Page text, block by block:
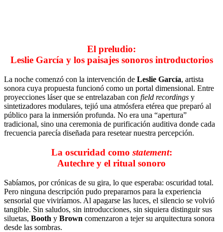
El preludio:
Leslie García y los paisajes sonoros introductorios
La noche comenzó con la intervención de Leslie García, artista
sonora cuya propuesta funcionó como un portal dimensional. Entre
proyecciones láser que se entrelazaban con field recordings y
sintetizadores modulares, tejió una atmósfera etérea que preparó al
público para la inmersión profunda. No era una “apertura”
tradicional, sino una ceremonia de purificación auditiva donde cada
frecuencia parecía diseñada para resetear nuestra percepción.
La oscuridad como statement:
Autechre y el ritual sonoro
Sabíamos, por crónicas de su gira, lo que esperaba: oscuridad total.
Pero ninguna descripción pudo prepararnos para la experiencia
sensorial que viviríamos. Al apagarse las luces, el silencio se volvió
tangible. Sin saludos, sin introducciones, sin siquiera distinguir sus
siluetas, Booth y Brown comenzaron a tejer su arquitectura sonora
desde las sombras.